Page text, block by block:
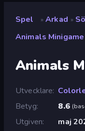
Spel » Arkad »
Animals
Animals
Utvecklare
Betyg
8.6 (
Utgiven
maj